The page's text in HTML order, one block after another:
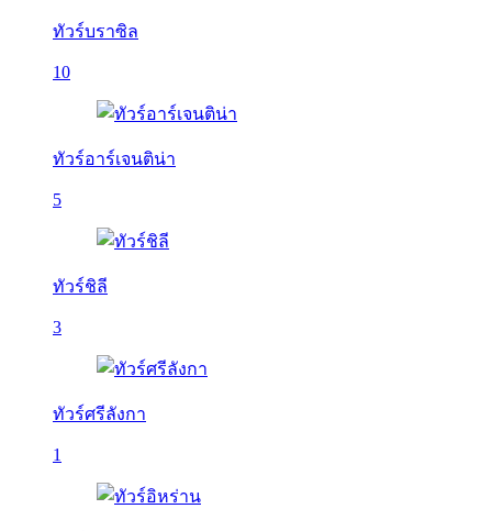
ทัวร์บราซิล
10
ทัวร์อาร์เจนติน่า
5
ทัวร์ชิลี
3
ทัวร์ศรีลังกา
1